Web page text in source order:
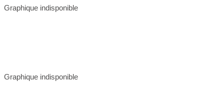
Graphique indisponible
Graphique indisponible